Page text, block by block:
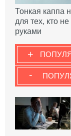
Тонкая каппа
для тех, кто
руками
+
-